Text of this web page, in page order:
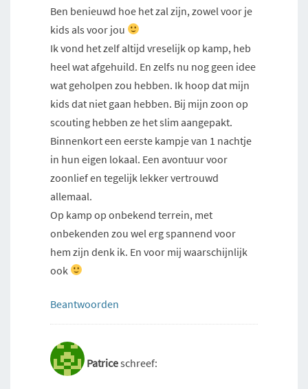
Ben benieuwd hoe het zal zijn, zowel voor je
kids als voor jou
Ik vond het zelf altijd vreselijk op kamp, heb
heel wat afgehuild. En zelfs nu nog geen idee
wat geholpen zou hebben. Ik hoop dat mijn
kids dat niet gaan hebben. Bij mijn zoon op
scouting hebben ze het slim aangepakt.
Binnenkort een eerste kampje van 1 nachtje
in hun eigen lokaal. Een avontuur voor
zoonlief en tegelijk lekker vertrouwd
allemaal.
Op kamp op onbekend terrein, met
onbekenden zou wel erg spannend voor
hem zijn denk ik. En voor mij waarschijnlijk
ook
Beantwoorden
Patriceschreef: